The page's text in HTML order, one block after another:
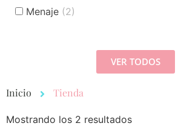
Inicio Tienda
Mostrando los 2 resultados
Menaje (2)
VER TODOS